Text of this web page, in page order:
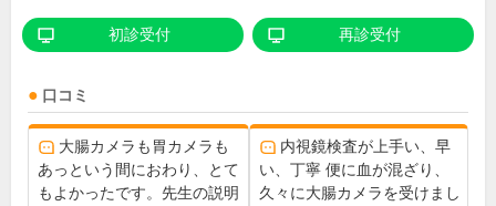
初診受付 再診受付
口コミ
大腸カメラも胃カメラも
あっという間におわり、とて
もよかったです。先生の説明
内視鏡検査が上手い、早
い、丁寧 便に血が混ざり、
久々に大腸カメラを受けまし